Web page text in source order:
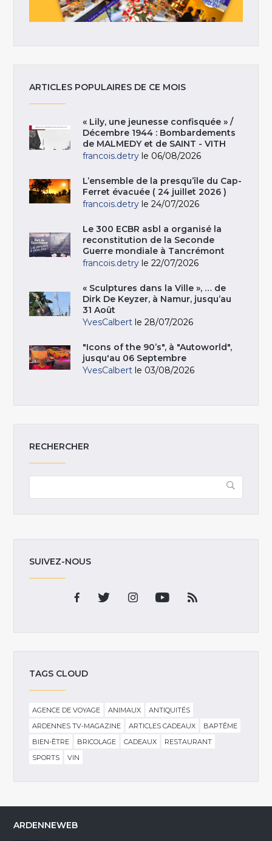
ARTICLES POPULAIRES DE CE MOIS
« Lily, une jeunesse confisquée » /
Décembre 1944 : Bombardements
de MALMEDY et de SAINT - VITH
francois.detry le 06/08/2026
L’ensemble de la presqu’île du Cap-
Ferret évacuée ( 24 juillet 2026 )
francois.detry le 24/07/2026
Le 300 ECBR asbl a organisé la
reconstitution de la Seconde
Guerre mondiale à Tancrémont
francois.detry le 22/07/2026
« Sculptures dans la Ville », … de
Dirk De Keyzer, à Namur, jusqu’au
31 Août
YvesCalbert le 28/07/2026
"Icons of the 90’s", à "Autoworld",
jusqu'au 06 Septembre
YvesCalbert le 03/08/2026
RECHERCHER
SUIVEZ-NOUS
TAGS CLOUD
AGENCE DE VOYAGE ANIMAUX
ANTIQUITÉS
ARDENNES TV-MAGAZINE
ARTICLES CADEAUX
BAPTÊME
BIEN-ÊTRE
BRICOLAGE CADEAUX
RESTAURANT
SPORTS
VIN
ARDENNEWEB